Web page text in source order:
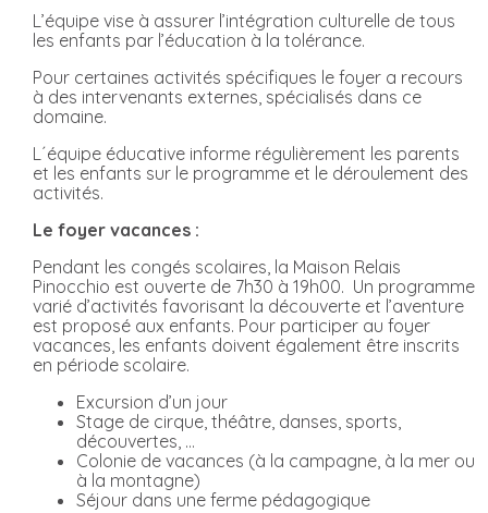
L’équipe vise à assurer l’intégration culturelle de tous
les enfants par l’éducation à la tolérance.
Pour certaines activités spécifiques le foyer a recours
à des intervenants externes, spécialisés dans ce
domaine.
L´équipe éducative informe régulièrement les parents
et les enfants sur le programme et le déroulement des
activités.
Le foyer vacances :
Pendant les congés scolaires, la Maison Relais
Pinocchio est ouverte de 7h30 à 19h00. Un programme
varié d’activités favorisant la découverte et l’aventure
est proposé aux enfants. Pour participer au foyer
vacances, les enfants doivent également être inscrits
en période scolaire.
Excursion d’un jour
Stage de cirque, théâtre, danses, sports,
découvertes, …
Colonie de vacances (à la campagne, à la mer ou
à la montagne)
Séjour dans une ferme pédagogique